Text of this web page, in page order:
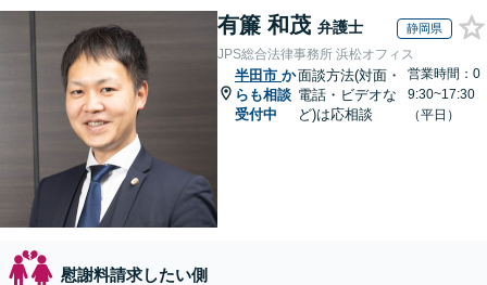
有簾 和茂 弁護士 静岡県
JPS総合法律事務所 浜松オフィス
半田市 か
らも相談
受付中
面談方法(対面・
電話・ビデオな
ど)は応相談
営業時間：0
9:30~17:30
（平日）
慰謝料請求したい側